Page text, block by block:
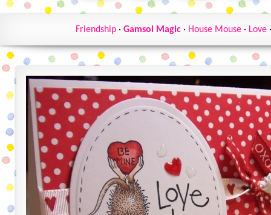
Friendship · Gamsol Magic · House Mouse · Love